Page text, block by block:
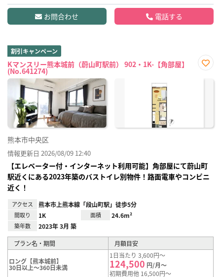
お問合わせ 電話する
割引キャンペーン
Kマンスリー熊本城前（蔚山町駅前） 902・1K-【角部屋】
(No.641274)
に入
熊本市中央区
情報更新日 2026/08/09 12:40
【エレベーター付・インターネット利用可能】角部屋にて蔚山町
駅近くにある2023年築のバストイレ別物件！路面電車やコンビニ
近く！
アクセス 熊本市上熊本線「段山町駅」徒歩5分
間取り 1K 面積 24.6m²
築年数 2023年 3月 築
プラン名・期間 月額目安
ロング【熊本城前】
30日以上～360日未満
1日当たり 3,600円～
124,500 円/月～
初期費用他 16,500円～